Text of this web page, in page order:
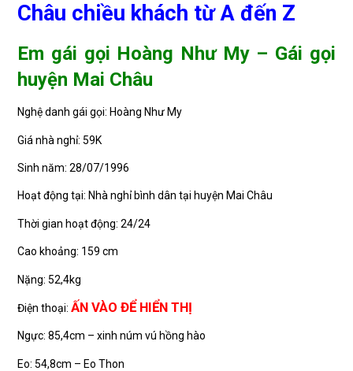
Châu chiều khách từ A đến Z
Em gái gọi Hoàng Như My – Gái gọi
huyện Mai Châu
Nghệ danh gái gọi: Hoàng Như My
Giá nhà nghỉ: 59K
Sinh năm: 28/07/1996
Hoạt động tại: Nhà nghỉ bình dân tại huyện Mai Châu
Thời gian hoạt động: 24/24
Cao khoảng: 159 cm
Nặng: 52,4kg
Điện thoại:ẤN VÀO ĐỂ HIỂN THỊ
Ngực: 85,4cm – xinh núm vú hồng hào
Eo: 54,8cm – Eo Thon